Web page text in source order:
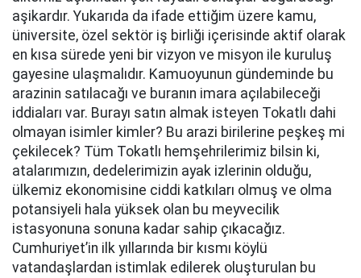
aşikardır. Yukarıda da ifade ettiğim üzere kamu,
üniversite, özel sektör iş birliği içerisinde aktif olarak
en kısa sürede yeni bir vizyon ve misyon ile kuruluş
gayesine ulaşmalıdır. Kamuoyunun gündeminde bu
arazinin satılacağı ve buranın imara açılabileceği
iddiaları var. Burayı satın almak isteyen Tokatlı dahi
olmayan isimler kimler? Bu arazi birilerine peşkeş mi
çekilecek? Tüm Tokatlı hemşehrilerimiz bilsin ki,
atalarımızın, dedelerimizin ayak izlerinin olduğu,
ülkemiz ekonomisine ciddi katkıları olmuş ve olma
potansiyeli hala yüksek olan bu meyvecilik
istasyonuna sonuna kadar sahip çıkacağız.
Cumhuriyet’in ilk yıllarında bir kısmı köylü
vatandaşlardan istimlak edilerek oluşturulan bu